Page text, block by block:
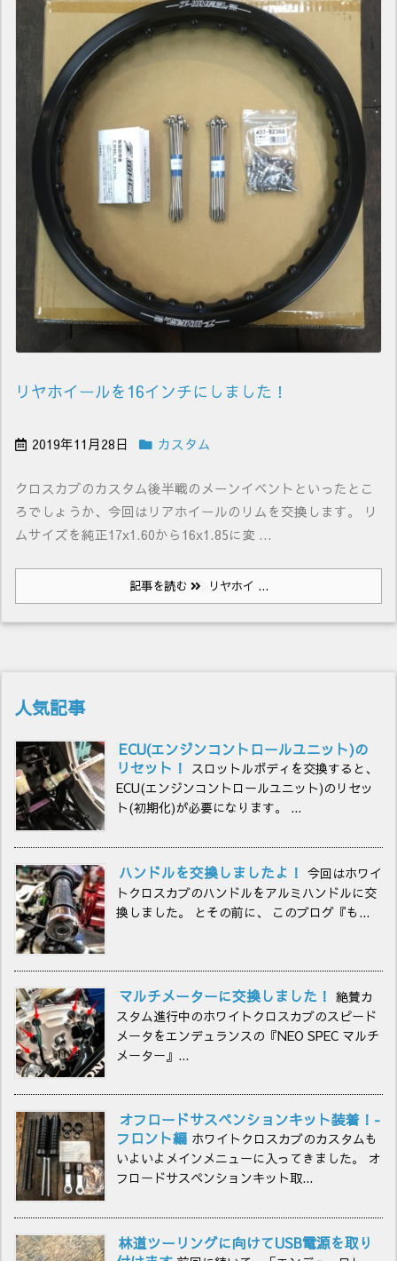
リヤホイールを16インチにしました！
2019年11月28日 カスタム
クロスカブのカスタム後半戦のメーンイベントといったとこ
ろでしょうか、今回はリアホイールのリムを交換します。 リ
ムサイズを純正17x1.60から16x1.85に変 ...
記事を読む リヤホイ ...
人気記事
ECU(エンジンコントロールユニット)の
リセット！
スロットルボディを交換すると、
ECU(エンジンコントロールユニット)のリセッ
ト(初期化)が必要になります。 ...
ハンドルを交換しましたよ！ 今回はホワイ
トクロスカブのハンドルをアルミハンドルに交
換しました。 とその前に、 このブログ『も...
マルチメーターに交換しました！ 絶賛カ
スタム進行中のホワイトクロスカブのスピード
メータをエンデュランスの『NEO SPEC マルチ
メーター』...
オフロードサスペンションキット装着！-
フロント編 ホワイトクロスカブのカスタムも
いよいよメインメニューに入ってきました。 オ
フロードサスペンションキット取...
林道ツーリングに向けてUSB電源を取り